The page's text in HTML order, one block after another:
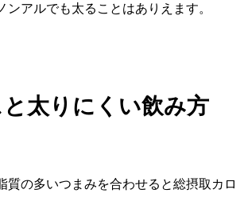
アルでも太ることはありえます。
太りにくい飲み方
質の多いつまみを合わせると総摂取カロ